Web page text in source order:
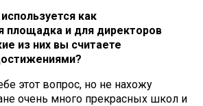
как
площадка и для директоров
из них вы считаете
этот вопрос, но не нахожу
очень много прекрасных школ и